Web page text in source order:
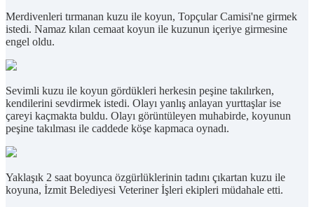
Merdivenleri tırmanan kuzu ile koyun, Topçular Camisi'ne girmek
istedi. Namaz kılan cemaat koyun ile kuzunun içeriye girmesine
engel oldu.
Sevimli kuzu ile koyun gördükleri herkesin peşine takılırken,
kendilerini sevdirmek istedi. Olayı yanlış anlayan yurttaşlar ise
çareyi kaçmakta buldu. Olayı görüntüleyen muhabirde, koyunun
peşine takılması ile caddede köşe kapmaca oynadı.
Yaklaşık 2 saat boyunca özgürlüklerinin tadını çıkartan kuzu ile
koyuna, İzmit Belediyesi Veteriner İşleri ekipleri müdahale etti.